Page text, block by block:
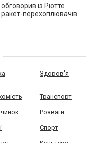
із Рютте
перехоплювачів
Здоров'я
Транспорт
Розваги
Спорт